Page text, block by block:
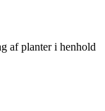
af planter i henhold